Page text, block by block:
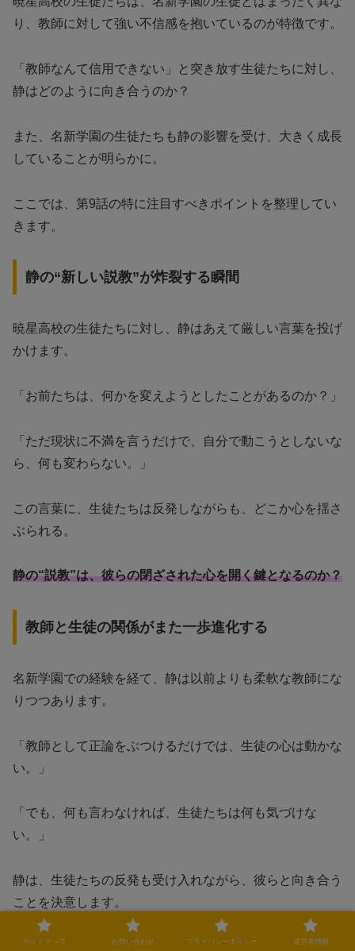
り、教師に対して強い不信感を抱いているのが特徴です。
「教師なんて信用できない」と突き放す生徒たちに対し、
静はどのように向き合うのか？
また、名新学園の生徒たちも静の影響を受け、大きく成長
していることが明らかに。
ここでは、第9話の特に注目すべきポイントを整理してい
きます。
静の“新しい説教”が炸裂する瞬間
暁星高校の生徒たちに対し、静はあえて厳しい言葉を投げ
かけます。
「お前たちは、何かを変えようとしたことがあるのか？」
「ただ現状に不満を言うだけで、自分で動こうとしないな
ら、何も変わらない。」
この言葉に、生徒たちは反発しながらも、どこか心を揺さ
ぶられる。
静の“説教”は、彼らの閉ざされた心を開く鍵となるのか？
教師と生徒の関係がまた一歩進化する
名新学園での経験を経て、静は以前よりも柔軟な教師にな
りつつあります。
「教師として正論をぶつけるだけでは、生徒の心は動かな
い。」
「でも、何も言わなければ、生徒たちは何も気づけな
い。」
静は、生徒たちの反発も受け入れながら、彼らと向き合う
ことを決意します。
教師としての新たなスタンスを確立する回 となりました。
サイトマップ お問い合わせ プライバシーポリシー 運営者情報